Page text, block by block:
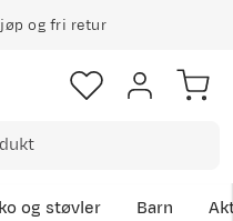
og fri retur
og støvler Barn